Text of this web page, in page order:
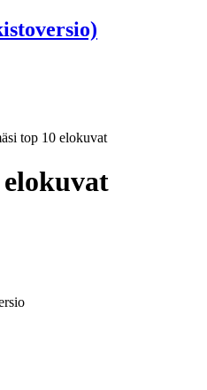
top 10 elokuvat